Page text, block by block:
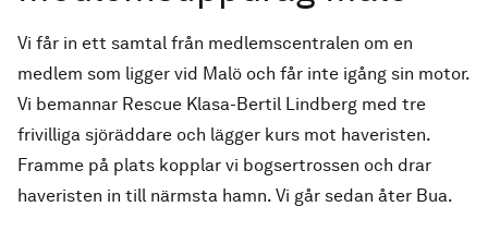
Vi får in ett samtal från medlemscentralen om en
medlem som ligger vid Malö och får inte igång sin motor.
Vi bemannar Rescue Klasa-Bertil Lindberg med tre
frivilliga sjöräddare och lägger kurs mot haveristen.
Framme på plats kopplar vi bogsertrossen och drar
haveristen in till närmsta hamn. Vi går sedan åter Bua.